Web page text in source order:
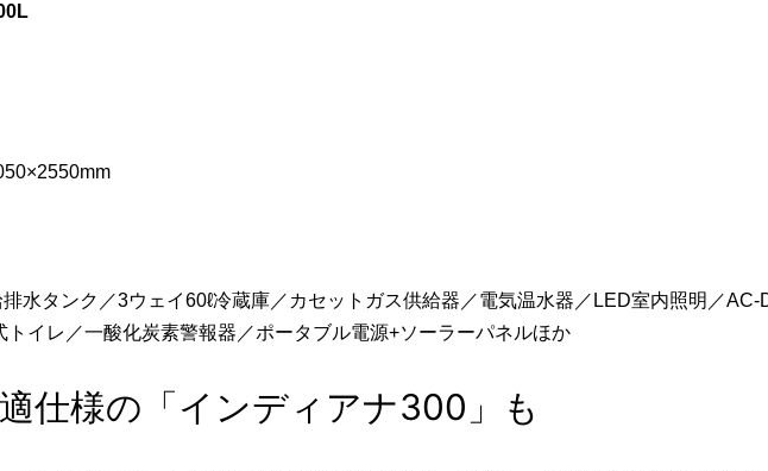
排水タンク／3ウェイ60ℓ冷蔵庫／カセットガス供給器／電気温水器／LED室内照明／
トイレ／一酸化炭素警報器／ポータブル電源+ソーラーパネルほか
仕様の「インディアナ300」も